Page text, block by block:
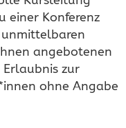
einer Konferenz
unmittelbaren
angebotenen
Erlaubnis zur
ohne Angabe